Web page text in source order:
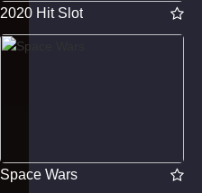
2020 Hit Slot
Space Wars